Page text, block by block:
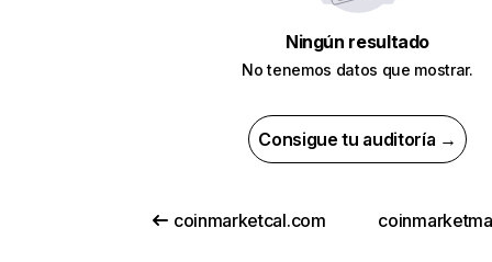
Ningún resultado
No tenemos datos que mostrar.
Consigue tu auditoría →
coinmarketcal.com